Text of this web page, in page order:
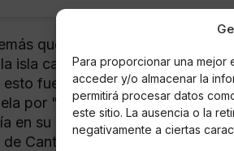
Para proporcionar una mejor
acceder y/o almacenar la
permitirá procesar datos
este sitio. La ausencia o la
negativamente a ciertas
que tras muchas dudas si
isla canaria habiendo tenido
fuera poco, Rivera ha
por "mierdas de problemas
en su perfil oficial de Instagram
Cantora: "no queremos que